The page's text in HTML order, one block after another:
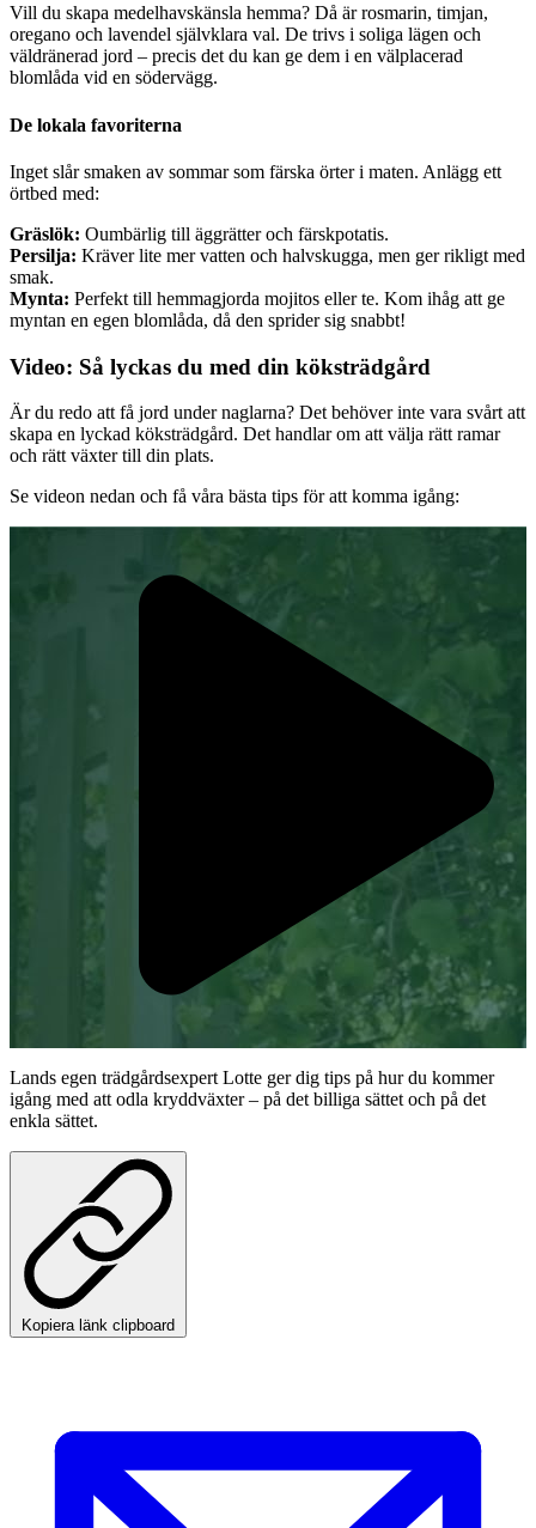
Vill du skapa medelhavskänsla hemma? Då är rosmarin, timjan,
oregano och lavendel självklara val. De trivs i soliga lägen och
väldränerad jord – precis det du kan ge dem i en välplacerad
blomlåda vid en södervägg.
De lokala favoriterna
Inget slår smaken av sommar som färska örter i maten. Anlägg ett
örtbed med:
Gräslök: Oumbärlig till äggrätter och färskpotatis.
Persilja: Kräver lite mer vatten och halvskugga, men ger rikligt med
smak.
Mynta: Perfekt till hemmagjorda mojitos eller te. Kom ihåg att ge
myntan en egen blomlåda, då den sprider sig snabbt!
Video: Så lyckas du med din köksträdgård
Är du redo att få jord under naglarna? Det behöver inte vara svårt att
skapa en lyckad köksträdgård. Det handlar om att välja rätt ramar
och rätt växter till din plats.
Se videon nedan och få våra bästa tips för att komma igång:
Lands egen trädgårdsexpert Lotte ger dig tips på hur du kommer
igång med att odla kryddväxter – på det billiga sättet och på det
enkla sättet.
Kopiera länk clipboard